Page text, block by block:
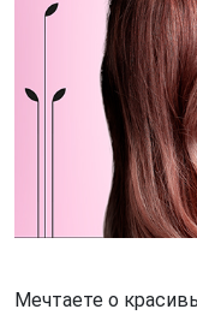
Мечтаете о